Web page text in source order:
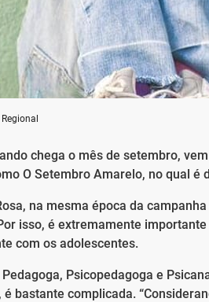
chega o mês de setembro,
O Setembro Amarelo, no qual
na mesma época da
isso, é extremamente
com os adolescentes.
Psicopedagoga e
é bastante complicada.